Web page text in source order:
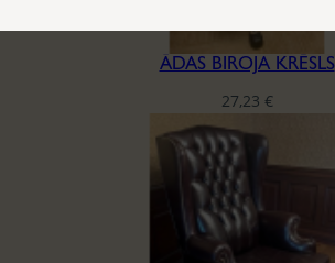
ĀDAS BIROJA KRĒSLS
27,23 €